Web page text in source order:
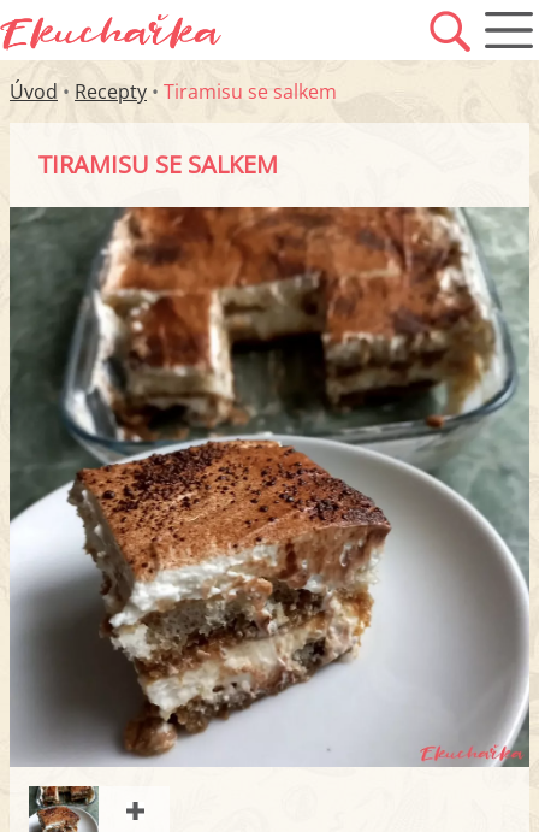
Úvod • Recepty • Tiramisu se salkem
TIRAMISU SE SALKEM